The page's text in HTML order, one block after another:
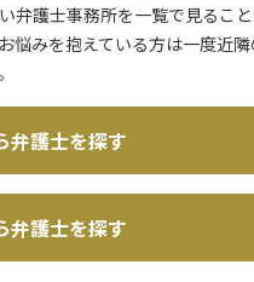
弁護士事務所を一覧で見るこ
悩みを抱えている方は一度近
弁護士を探す
弁護士を探す